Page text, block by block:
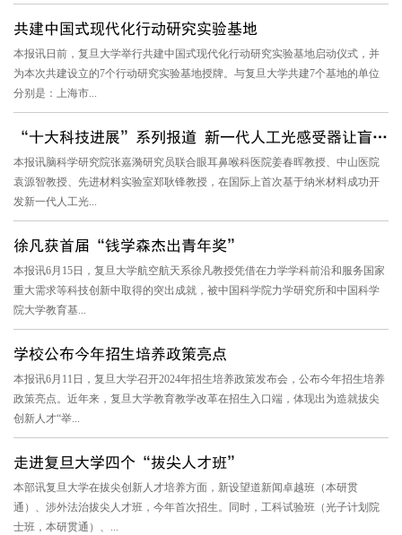
共建中国式现代化行动研究实验基地
本报讯日前，复旦大学举行共建中国式现代化行动研究实验基地启动仪式，并
为本次共建设立的7个行动研究实验基地授牌。与复旦大学共建7个基地的单位
分别是：上海市...
“十大科技进展”系列报道 新一代人工光感受器让盲人“重生”
本报讯脑科学研究院张嘉漪研究员联合眼耳鼻喉科医院姜春晖教授、中山医院
袁源智教授、先进材料实验室郑耿锋教授，在国际上首次基于纳米材料成功开
发新一代人工光...
徐凡获首届“钱学森杰出青年奖”
本报讯6月15日，复旦大学航空航天系徐凡教授凭借在力学学科前沿和服务国家
重大需求等科技创新中取得的突出成就，被中国科学院力学研究所和中国科学
院大学教育基...
学校公布今年招生培养政策亮点
本报讯6月11日，复旦大学召开2024年招生培养政策发布会，公布今年招生培养
政策亮点。近年来，复旦大学教育教学改革在招生入口端，体现出为造就拔尖
创新人才“举...
走进复旦大学四个“拔尖人才班”
本部讯复旦大学在拔尖创新人才培养方面，新设望道新闻卓越班（本研贯
通）、涉外法治拔尖人才班，今年首次招生。同时，工科试验班（光子计划院
士班，本研贯通）、...